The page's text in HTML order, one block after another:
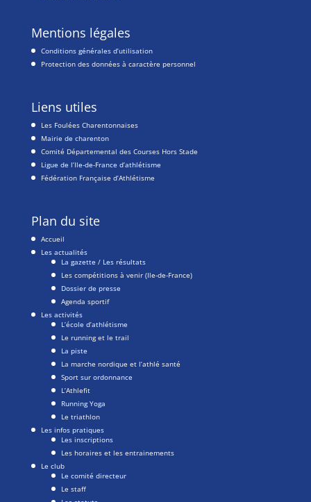
Mentions légales
Conditions générales d’utilisation
Protection des données à caractère personnel
Liens utiles
Les Foulées Charentonnaises
Mairie de charenton
Comité Départemental des Courses Hors Stade
Ligue de l’Ile-de-France d’athlétisme
Fédération Française d’Athlétisme
Plan du site
Accueil
Les actualités
La gazette / Les résultats
Les compétitions à venir (Ile-de-France)
Dossier de presse
Agenda sportif
Les activités
L’école d’athlétisme
Le running et le trail
La piste
La marche nordique et l’athlé santé
Sport sur ordonnance
L’Athlefit
Running Yoga
Le triathlon
Les infos pratiques
Les inscriptions
Les horaires et les entrainements
Le club
Le comité directeur
Le staff